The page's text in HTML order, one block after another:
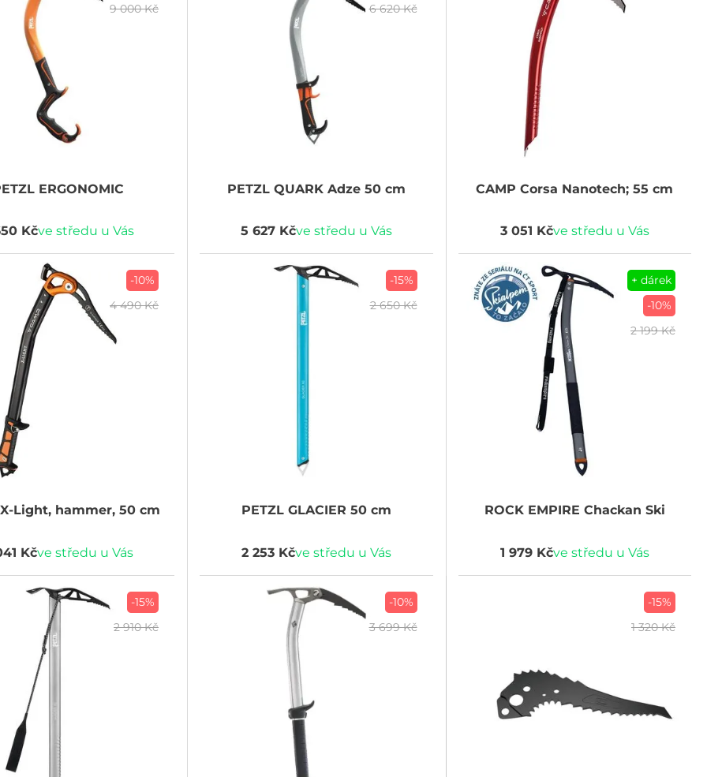
9 000 Kč
ERGONOMIC
Kčve středu u Vás
6 620 Kč
PETZLQUARK Adze 50 cm
5 627 Kčve středu u Vás
CAMP Corsa Nanotech; 55 cm
3 051 Kčve středu u Vás
-10%
4 490 Kč
Light, hammer, 50 cm
Kčve středu u Vás
-15%
2 650 Kč
PETZLGLACIER 50 cm
2 253 Kčve středu u Vás
+ dárek
-10%
2 199 Kč
ROCK EMPIRE Chackan Ski
1 979 Kčve středu u Vás
-15%
2 910 Kč
-10%
3 699 Kč
-15%
1 320 Kč